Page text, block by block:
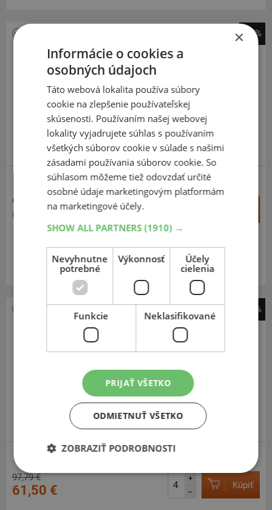
-37%
Barum
Quartaris 5
175 65 R15 84T
ODPORÚČAME
96,56 €
60,70 €
Expedujeme budúci prac. deň
Na predajni v Bratislave do 2 dní.
Centrálny sklad 20 ks.
-37%
97,79 €
61,50 €
+
–
Kúpiť
×
Informácie o cookies a
osobných údajoch
Táto webová lokalita používa súbory
cookie na zlepšenie používateľskej
skúsenosti. Používaním našej webovej
lokality vyjadrujete súhlas s používaním
všetkých súborov cookie v súlade s našimi
zásadami používania súborov cookie. So
súhlasom môžeme tiež odovzdať určité
osobné údaje marketingovým platformám
na marketingové účely.
SHOW ALL PARTNERS(1910) →
Nevyhnutne
potrebné
Výkonnosť
Účely
cielenia
Funkcie Neklasifikované
PRIJAŤ VŠETKO
ODMIETNUŤ VŠETKO
ZOBRAZIŤ PODROBNOSTI